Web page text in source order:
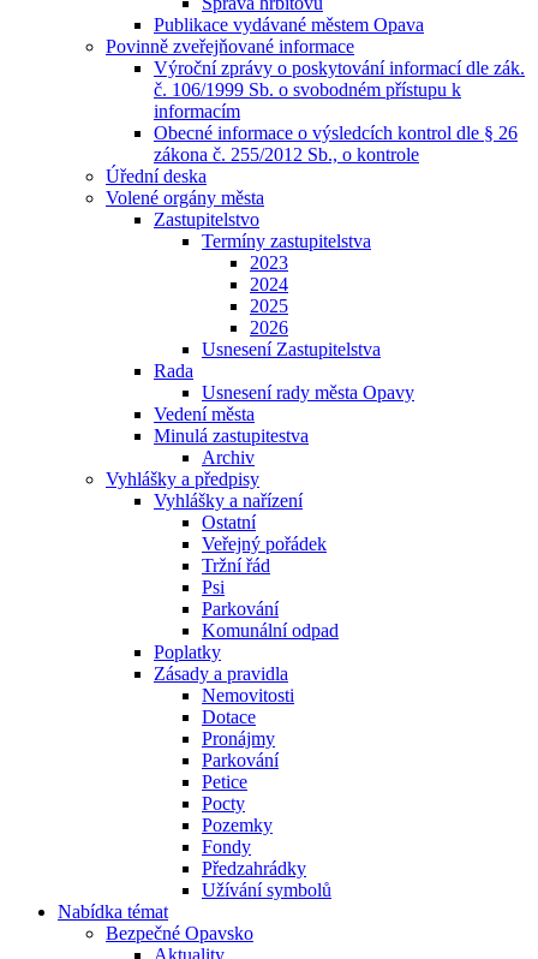
Publikace vydávané městem Opava
Povinně zveřejňované informace
Výroční zprávy o poskytování informací dle zák.
č. 106/1999 Sb. o svobodném přístupu k
informacím
Obecné informace o výsledcích kontrol dle § 26
zákona č. 255/2012 Sb., o kontrole
Úřední deska
Volené orgány města
Zastupitelstvo
Termíny zastupitelstva
2023
2024
2025
2026
Usnesení Zastupitelstva
Rada
Usnesení rady města Opavy
Vedení města
Minulá zastupitestva
Archiv
Vyhlášky a předpisy
Vyhlášky a nařízení
Ostatní
Veřejný pořádek
Tržní řád
Psi
Parkování
Komunální odpad
Poplatky
Zásady a pravidla
Nemovitosti
Dotace
Pronájmy
Parkování
Petice
Pocty
Pozemky
Fondy
Předzahrádky
Užívání symbolů
Nabídka témat
Bezpečné Opavsko